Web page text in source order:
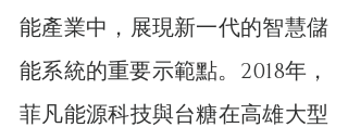
能產業中，展現新一代的智慧儲
能系統的重要示範點。2018年，
菲凡能源科技與台糖在高雄大型